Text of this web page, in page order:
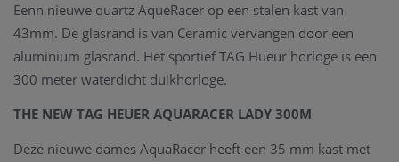
Eenn nieuwe quartz AqueRacer op een stalen kast van
43mm. De glasrand is van Ceramic vervangen door een
aluminium glasrand. Het sportief TAG Hueur horloge is een
300 meter waterdicht duikhorloge.
THE NEW TAG HEUER AQUARACER LADY 300M
Deze nieuwe dames AquaRacer heeft een 35 mm kast met